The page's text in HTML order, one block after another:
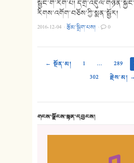
སྦྱོང་གི་རིག་པ།
རིགས་འགོག་བཅོས་ཀྱི་སྨན་སྦྱོར།
2016-12-04 ·རྩོམ་སྒྲིག་པས། · 0
← སྔོན་མ། 1 … 289
302
རྗེས་མ། →
གངས་ལྗོངས་སྙན་དབྱངས།